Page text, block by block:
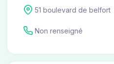
51 boulevard de belfort
Non renseigné